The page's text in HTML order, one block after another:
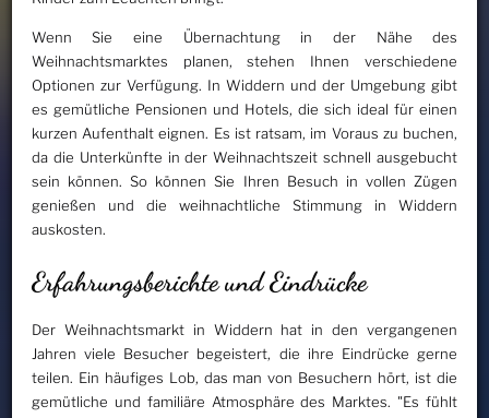
Wenn Sie eine Übernachtung in der Nähe des
Weihnachtsmarktes planen, stehen Ihnen verschiedene
Optionen zur Verfügung. In Widdern und der Umgebung gibt
es gemütliche Pensionen und Hotels, die sich ideal für einen
kurzen Aufenthalt eignen. Es ist ratsam, im Voraus zu buchen,
da die Unterkünfte in der Weihnachtszeit schnell ausgebucht
sein können. So können Sie Ihren Besuch in vollen Zügen
genießen und die weihnachtliche Stimmung in Widdern
auskosten.
Erfahrungsberichte und Eindrücke
Der Weihnachtsmarkt in Widdern hat in den vergangenen
Jahren viele Besucher begeistert, die ihre Eindrücke gerne
teilen. Ein häufiges Lob, das man von Besuchern hört, ist die
gemütliche und familiäre Atmosphäre des Marktes. "Es fühlt